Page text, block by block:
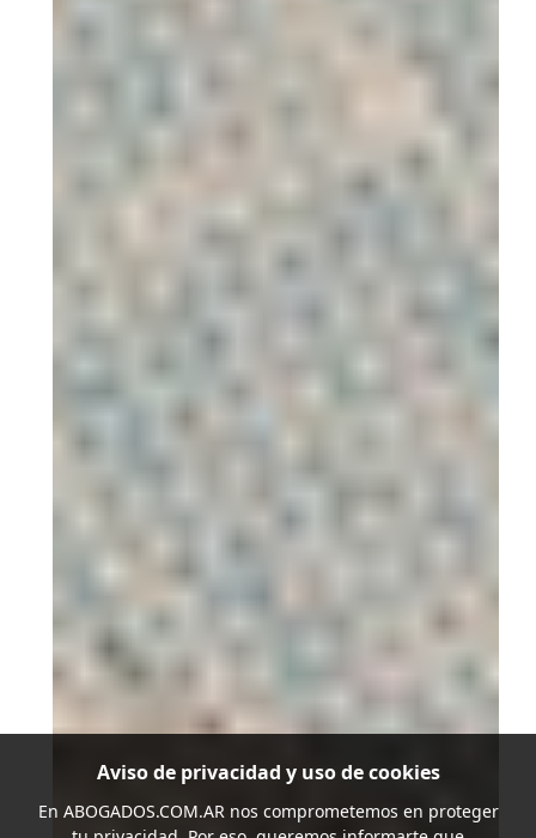
Aviso de privacidad y uso de cookies
En ABOGADOS.COM.ARnos comprometemos en proteger